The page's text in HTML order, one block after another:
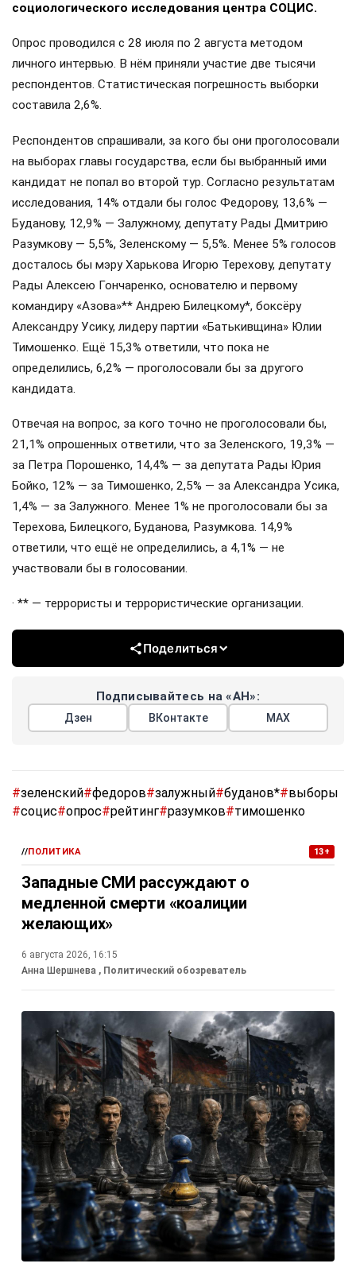
социологического исследования центра СОЦИС.
Опрос проводился с 28 июля по 2 августа методом
личного интервью. В нём приняли участие две тысячи
респондентов. Статистическая погрешность выборки
составила 2,6%.
Респондентов спрашивали, за кого бы они проголосовали
на выборах главы государства, если бы выбранный ими
кандидат не попал во второй тур. Согласно результатам
исследования, 14% отдали бы голос Федорову, 13,6% —
Буданову, 12,9% — Залужному, депутату Рады Дмитрию
Разумкову — 5,5%, Зеленскому — 5,5%. Менее 5% голосов
досталось бы мэру Харькова Игорю Терехову, депутату
Рады Алексею Гончаренко, основателю и первому
командиру «Азова»** Андрею Билецкому*, боксёру
Александру Усику, лидеру партии «Батькивщина» Юлии
Тимошенко. Ещё 15,3% ответили, что пока не
определились, 6,2% — проголосовали бы за другого
кандидата.
Отвечая на вопрос, за кого точно не проголосовали бы,
21,1% опрошенных ответили, что за Зеленского, 19,3% —
за Петра Порошенко, 14,4% — за депутата Рады Юрия
Бойко, 12% — за Тимошенко, 2,5% — за Александра Усика,
1,4% — за Залужного. Менее 1% не проголосовали бы за
Терехова, Билецкого, Буданова, Разумкова. 14,9%
ответили, что ещё не определились, а 4,1% — не
участвовали бы в голосовании.
· ** — террористы и террористические организации.
Поделиться
Подписывайтесь на «АН»:
Дзен ВКонтакте МАХ
#зеленский#федоров#залужный#буданов*#выборы
#социс#опрос#рейтинг#разумков#тимошенко
//ПОЛИТИКА 13+
Западные СМИ рассуждают о
медленной смерти «коалиции
желающих»
6 августа 2026, 16:15
Анна Шершнева , Политический обозреватель